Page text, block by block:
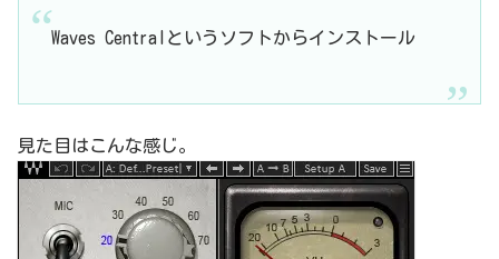
Waves Centralというソフトからインストール
見た目はこんな感じ。